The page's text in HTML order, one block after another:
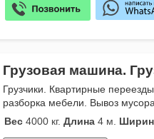
Грузовая машина.
Грузчики. Квартирные
разборка мебели. Вывоз
Вес 4000 кг. Длина 4 м.